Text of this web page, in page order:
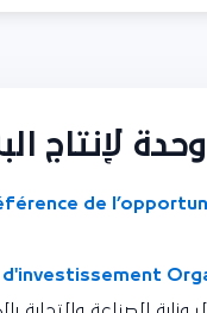
وحدة لإنتاج
de